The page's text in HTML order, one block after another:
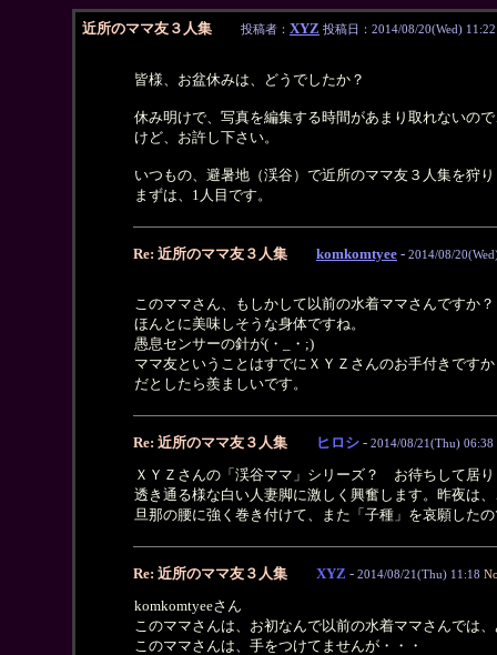
近所のママ友３人集 投稿者： XYZ 投稿日：2014/08/20(Wed) 11:22
皆様、お盆休みは、どうでしたか？
休み明けで、写真を編集する時間があまり取れないの
けど、お許し下さい。
いつもの、避暑地（渓谷）で近所のママ友３人集を狩
まずは、1人目です。
Re: 近所のママ友３人集 komkomtyee - 2014/08/
このママさん、もしかして以前の水着ママさんですか？
ほんとに美味しそうな身体ですね。
愚息センサーの針が(・_・;)
ママ友ということはすでにＸＹＺさんのお手付きです
だとしたら羨ましいです。
Re: 近所のママ友３人集 ヒロシ - 2014/08/21(Thu) 06:38
ＸＹＺさんの「渓谷ママ」シリーズ？ お待ちして居
透き通る様な白い人妻脚に激しく興奮します。昨夜は
旦那の腰に強く巻き付けて、また「子種」を哀願した
Re: 近所のママ友３人集 XYZ - 2014/08/21(Thu) 11:18
komkomtyeeさん
このママさんは、お初なんで以前の水着ママさんでは
このママさんは、手をつけてませんが・・・